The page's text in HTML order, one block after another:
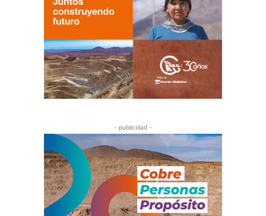
- publicidad -